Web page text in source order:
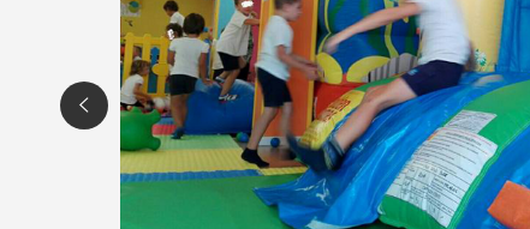
ORARI
Tutti i giornidalle 10:00 alle 13:00 edalle 16:00 alle
Chiuso il martedi' (aperto solo in caso di brutto
L'Isola che non c'era
Via Strada Nuova, 34
30021 CAORLE (VE)
Tel. +393249085959